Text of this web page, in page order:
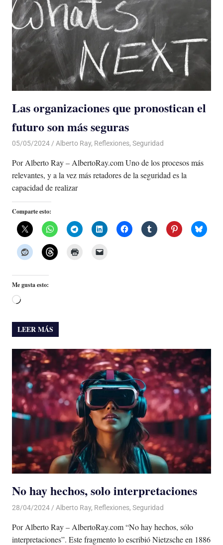
Las organizaciones que pronostican el
futuro son más seguras
05/05/2024 De todo un Poco
Alberto Ray, Reflexiones, Seguridad
Por Alberto Ray – AlbertoRay.com Uno de los procesos más
relevantes, y a la vez más retadores de la seguridad es la
capacidad de realizar
Comparte esto:
Me gusta esto:
Cargando...
LEER MÁS
No hay hechos, solo interpretaciones
28/04/2024 De todo un Poco
Alberto Ray, Reflexiones, Seguridad
Por Alberto Ray – AlbertoRay.com “No hay hechos, sólo
interpretaciones”. Este fragmento lo escribió Nietzsche en 1886